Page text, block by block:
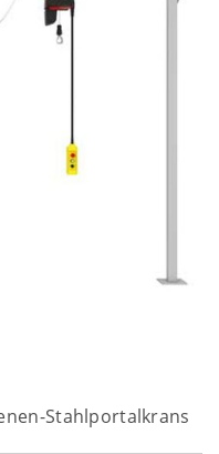
Stahlportalkrans